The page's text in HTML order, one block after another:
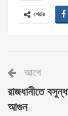
শেয়ার
আগে
রাজধানীতে
আগুন